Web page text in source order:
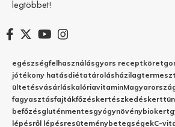
legtöbbet!
egészségfelhasználásgyors receptköret
jótékony hatásdiétatárolásházilag
ültetésvásárláskalóriavitamin
fagyasztásfajtákfőzéskertészkedéskert
befőzésgluténmentesgyógynövénybiokert
lépésről lépésresüteménybetegségekC-